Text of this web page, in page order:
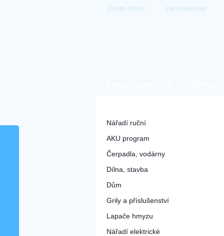
Úvodní strana Jak nakupovat
Nářadí ruční
AKU program
Čerpadla, vodárny
Dílna, stavba
Dům
Grily a příslušenství
Lapače hmyzu
Nářadí elektrické